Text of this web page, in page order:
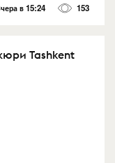
в 15:24 153
Tashkent